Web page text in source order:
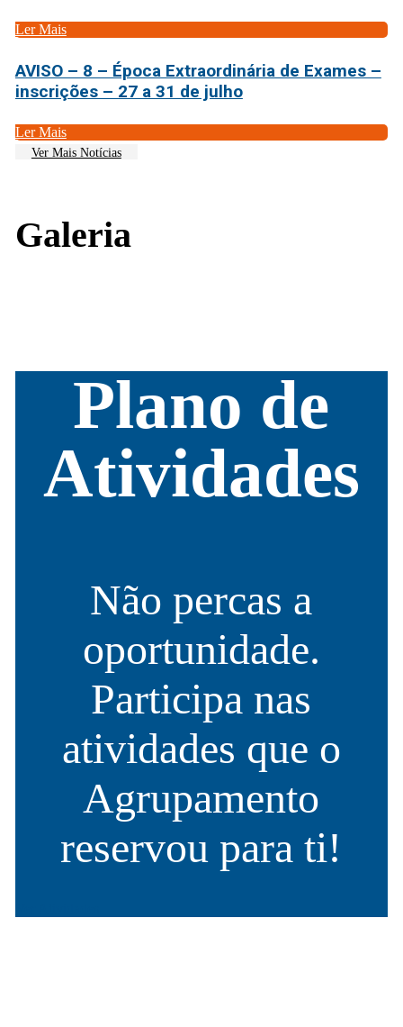
Ler Mais
AVISO – 8 – Época Extraordinária de Exames –
inscrições – 27 a 31 de julho
Ler Mais
Ver Mais Notícias
Galeria
Plano de
Atividades
Não percas a
oportunidade.
Participa nas
atividades que o
Agrupamento
reservou para ti!